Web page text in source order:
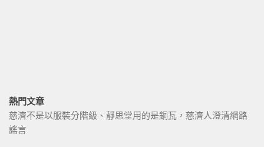
熱門文章
慈濟不是以服裝分階級、靜思堂用的是銅瓦，慈濟人澄清網路
謠言